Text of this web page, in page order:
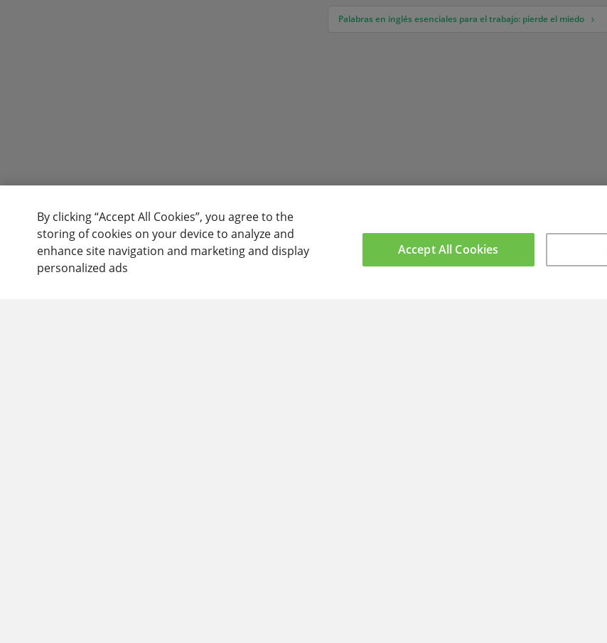
Palabras en inglés esenciales para el trabajo: pierde el miedo
By clicking “Accept All Cookies”, you agree to the
storing of cookies on your device to analyze and
enhance site navigation and marketing and display
personalized ads
Accept All Cookies